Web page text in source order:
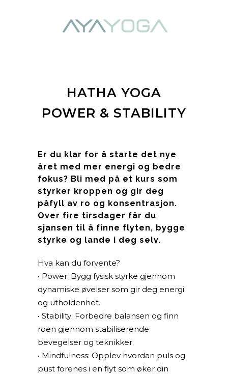
HATHA YOGA
POWER & STABILITY
Er du klar for å starte det nye
året med mer energi og bedre
fokus? Bli med på et kurs som
styrker kroppen og gir deg
påfyll av ro og konsentrasjon.
Over fire tirsdager får du
sjansen til å finne flyten, bygge
styrke og lande i deg selv.
Hva kan du forvente?
• Power: Bygg fysisk styrke gjennom
dynamiske øvelser som gir deg energi
og utholdenhet.
• Stability: Forbedre balansen og finn
roen gjennom stabiliserende
bevegelser og teknikker.
• Mindfulness: Opplev hvordan puls og
pust forenes i en flyt som øker din